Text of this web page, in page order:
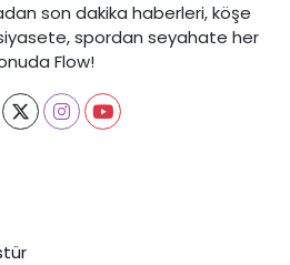
son dakika haberleri, köşe
spordan seyahate her
Flow!